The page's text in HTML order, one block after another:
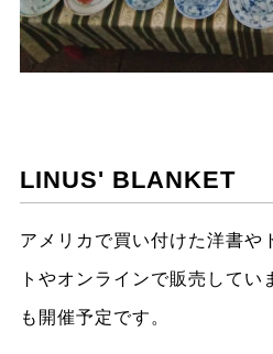
LINUS' BLANKET
アメリカで買い付けた洋書や
トやオンラインで販売して
も開催予定です。